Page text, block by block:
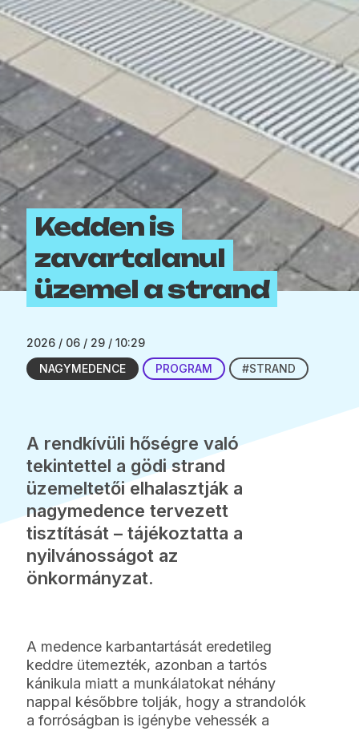
Kedden is
zavartalanul
üzemel a strand
2026 / 06 / 29 / 10:29
NAGYMEDENCE
PROGRAM #STRAND
A rendkívüli hőségre való
tekintettel a gödi strand
üzemeltetői elhalasztják a
nagymedence tervezett
tisztítását – tájékoztatta a
nyilvánosságot az
önkormányzat.
A medence karbantartását eredetileg
keddre ütemezték, azonban a tartós
kánikula miatt a munkálatokat néhány
nappal későbbre tolják, hogy a strandolók
a forróságban is igénybe vehessék a